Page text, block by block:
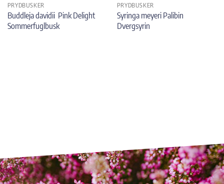
PRYDBUSKER
Buddleja davidii Pink Delight
Sommerfuglbusk
PRYDBUSKER
Syringa meyeri Palibin
Dvergsyrin